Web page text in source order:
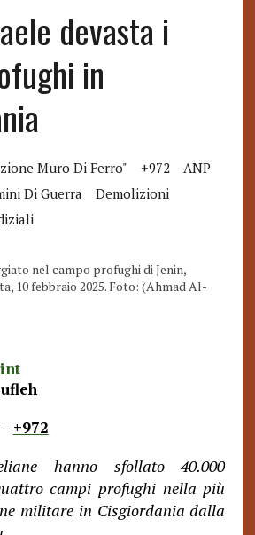
devasta i
in
Muro Di Ferro" +972
ANP
Di Guerra
Demolizioni
nel campo profughi di Jenin,
10 febbraio 2025. Foto: (Ahmad Al-
+972
hanno sfollato 40.000
campi profughi nella più
militare in Cisgiordania dalla